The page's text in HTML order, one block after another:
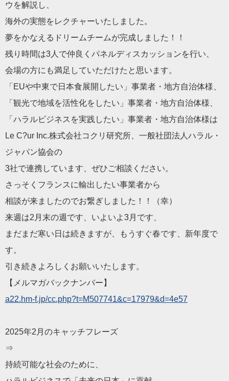
ウを解説し、
海外の実態をレクチャーいたしました。
夢をかなえるドリームチームが完成しました！！
残り時間は3人で仲良くパネルディスカッションを行い、
会場の方にも満足していただけたと思います。
「EUや中東で日本食展開したい」事業者・地方自治体様、
「観光で地域を活性化をしたい」事業者・地方自治体様、
「ハラルビジネスを実践したい」事業者・地方自治体様は
Le C?ur Inc.株式会社コクリ研究所、一般社団法人ハラル・
ジャパン協会の
3社で連携しています、ぜひご相談ください。
さっそくフランスに輸出したい事業者から
相談が来ましたのでお繋ぎしました！！（幸）
来週は2月末の週です、いよいよ3月です、
まだまだ寒い日は続きますが、もうすぐ春です、新年度で
す。
引き続きよろしくお願いいたします。
【メルマガバックナンバー】
a22.hm-f.jp/cc.php?t=M507741&c=17979&d=4e57
2025年2月のキャッチフレーズ
⇒
持続可能な社会のために、